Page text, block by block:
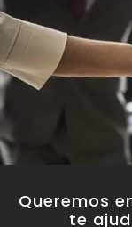
Queremos
te